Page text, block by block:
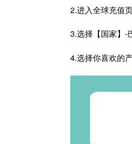
2.进入全球充值
3.选择【国家】-
4.选择你喜欢的